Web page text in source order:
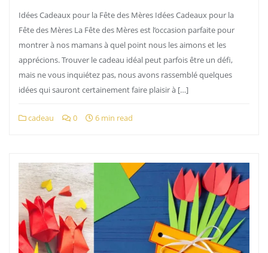
Idées Cadeaux pour la Fête des Mères Idées Cadeaux pour la
Fête des Mères La Fête des Mères est l’occasion parfaite pour
montrer à nos mamans à quel point nous les aimons et les
apprécions. Trouver le cadeau idéal peut parfois être un défi,
mais ne vous inquiétez pas, nous avons rassemblé quelques
idées qui sauront certainement faire plaisir à […]
cadeau 0 6 min read